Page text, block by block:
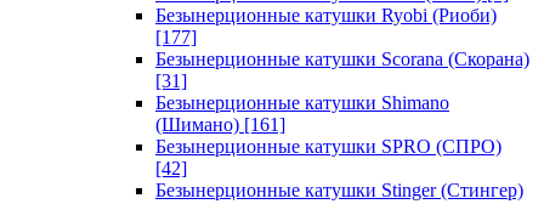
Безынерционные катушки Ryobi (Риоби)
[177]
Безынерционные катушки Scorana (Скорана)
[31]
Безынерционные катушки Shimano
(Шимано) [161]
Безынерционные катушки SPRO (СПРО)
[42]
Безынерционные катушки Stinger (Стингер)